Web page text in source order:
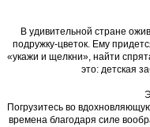
В удивительной стране
подружку-цветок. Ему
«укажи и щелкни», найти
это: детская
Погрузитесь во
времена благодаря силе